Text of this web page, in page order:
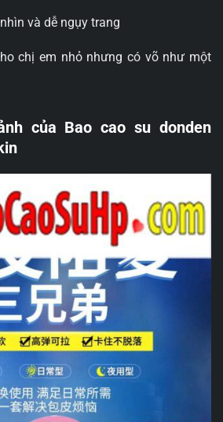
và dễ ngụy trang
chị em nhỏ nhưng có võ như một
của Bao cao su donden